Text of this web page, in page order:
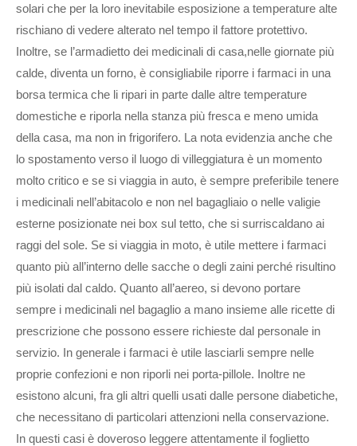
solari che per la loro inevitabile esposizione a temperature alte
rischiano di vedere alterato nel tempo il fattore protettivo.
Inoltre, se l’armadietto dei medicinali di casa,nelle giornate più
calde, diventa un forno, è consigliabile riporre i farmaci in una
borsa termica che li ripari in parte dalle altre temperature
domestiche e riporla nella stanza più fresca e meno umida
della casa, ma non in frigorifero. La nota evidenzia anche che
lo spostamento verso il luogo di villeggiatura è un momento
molto critico e se si viaggia in auto, è sempre preferibile tenere
i medicinali nell’abitacolo e non nel bagagliaio o nelle valigie
esterne posizionate nei box sul tetto, che si surriscaldano ai
raggi del sole. Se si viaggia in moto, è utile mettere i farmaci
quanto più all’interno delle sacche o degli zaini perché risultino
più isolati dal caldo. Quanto all’aereo, si devono portare
sempre i medicinali nel bagaglio a mano insieme alle ricette di
prescrizione che possono essere richieste dal personale in
servizio. In generale i farmaci è utile lasciarli sempre nelle
proprie confezioni e non riporli nei porta-pillole. Inoltre ne
esistono alcuni, fra gli altri quelli usati dalle persone diabetiche,
che necessitano di particolari attenzioni nella conservazione.
In questi casi è doveroso leggere attentamente il foglietto